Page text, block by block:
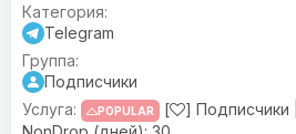
Telegram
Подписчики
POPULAR [ ] Подписчики |